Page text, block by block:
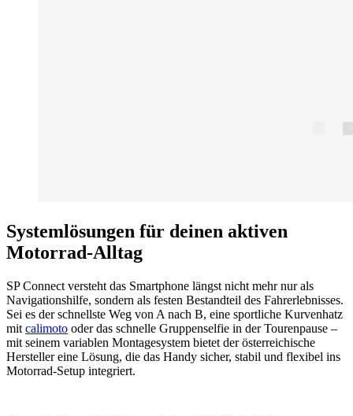
Systemlösungen für deinen aktiven
Motorrad-Alltag
SP Connect versteht das Smartphone längst nicht mehr nur als
Navigationshilfe, sondern als festen Bestandteil des Fahrerlebnisses.
Sei es der schnellste Weg von A nach B, eine sportliche Kurvenhatz
mit calimoto oder das schnelle Gruppenselfie in der Tourenpause –
mit seinem variablen Montagesystem bietet der österreichische
Hersteller eine Lösung, die das Handy sicher, stabil und flexibel ins
Motorrad-Setup integriert.